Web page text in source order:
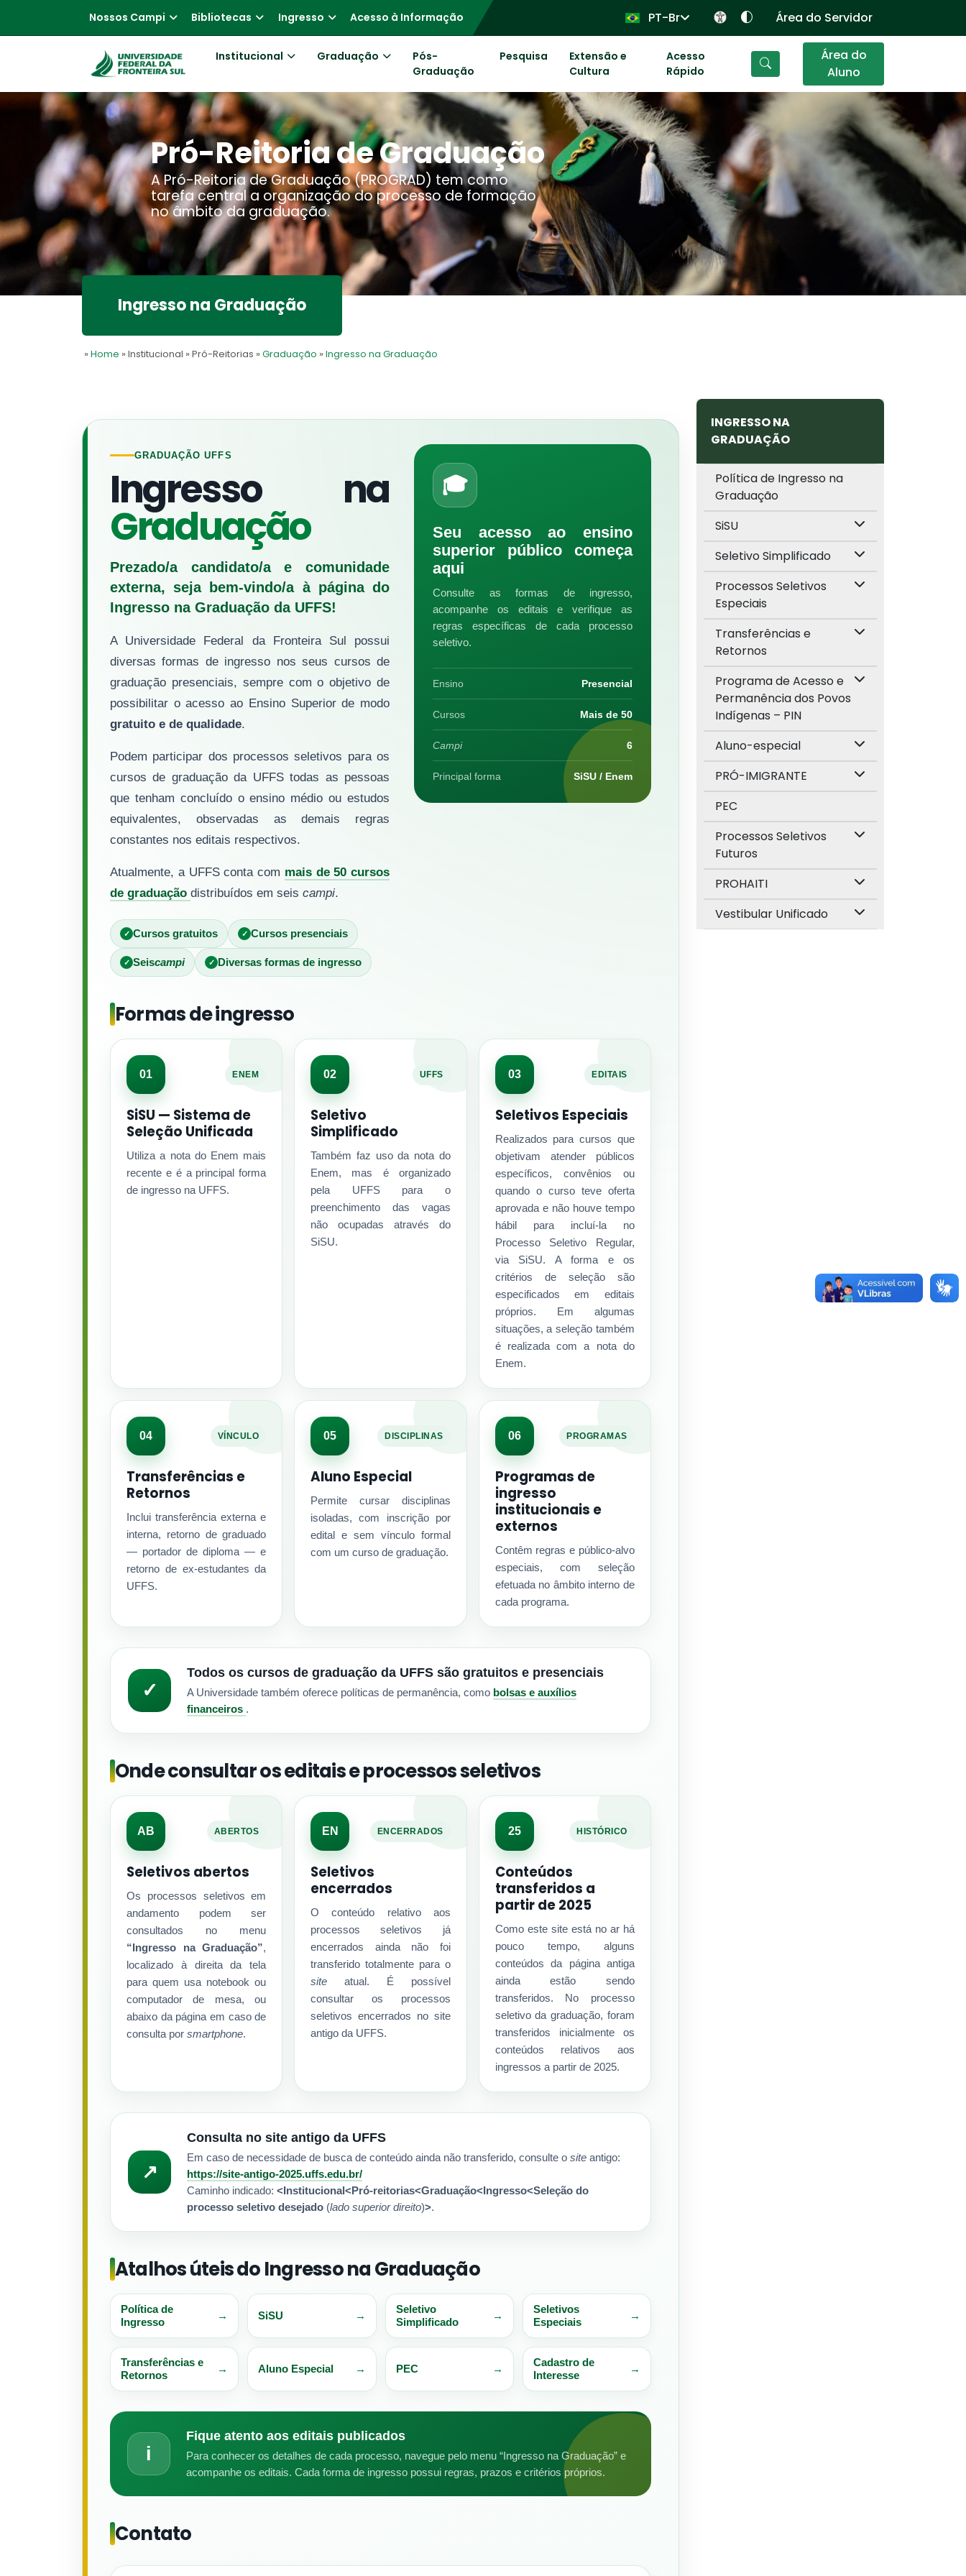
Nossos Campi Bibliotecas Ingresso Acesso à Informação PT-Br Área do Servidor
Institucional Graduação
Pós-
Graduação
Pesquisa
Extensão e
Cultura
Acesso
Rápido
Área do
Aluno
Pró-Reitoria de Graduação
A Pró-Reitoria de Graduação (PROGRAD) tem como
tarefa central a organização do processo de formação
no âmbito da graduação.
Ingresso na Graduação
» Home » Institucional » Pró-Reitorias » Graduação » Ingresso na Graduação
GRADUAÇÃO UFFS
Ingresso na
Graduação
Prezado/a candidato/a e comunidade
externa, seja bem-vindo/a à página do
Ingresso na Graduação da UFFS!
A Universidade Federal da Fronteira Sul possui
diversas formas de ingresso nos seus cursos de
graduação presenciais, sempre com o objetivo de
possibilitar o acesso ao Ensino Superior de modo
gratuito e de qualidade.
Podem participar dos processos seletivos para os
cursos de graduação da UFFS todas as pessoas
que tenham concluído o ensino médio ou estudos
equivalentes, observadas as demais regras
constantes nos editais respectivos.
Atualmente, a UFFS conta com mais de 50 cursos
de graduação distribuídos em seis campi.
Cursos gratuitos Cursos presenciais
Seiscampi Diversas formas de ingresso
🎓
Seu acesso ao ensino
superior público começa
aqui
Consulte as formas de ingresso,
acompanhe os editais e verifique as
regras específicas de cada processo
seletivo.
Ensino Presencial
Cursos Mais de 50
Campi 6
Principal forma SiSU / Enem
Formas de ingresso
01 ENEM
SiSU — Sistema de
Seleção Unificada
Utiliza a nota do Enem mais
recente e é a principal forma
de ingresso na UFFS.
02 UFFS
Seletivo
Simplificado
Também faz uso da nota do
Enem, mas é organizado
pela UFFS para o
preenchimento das vagas
não ocupadas através do
SiSU.
03 EDITAIS
Seletivos Especiais
Realizados para cursos que
objetivam atender públicos
específicos, convênios ou
quando o curso teve oferta
aprovada e não houve tempo
hábil para incluí-la no
Processo Seletivo Regular,
via SiSU. A forma e os
critérios de seleção são
especificados em editais
próprios. Em algumas
situações, a seleção também
é realizada com a nota do
Enem.
04 VÍNCULO
Transferências e
Retornos
Inclui transferência externa e
interna, retorno de graduado
— portador de diploma — e
retorno de ex-estudantes da
UFFS.
05 DISCIPLINAS
Aluno Especial
Permite cursar disciplinas
isoladas, com inscrição por
edital e sem vínculo formal
com um curso de graduação.
06 PROGRAMAS
Programas de
ingresso
institucionais e
externos
Contêm regras e público-alvo
especiais, com seleção
efetuada no âmbito interno de
cada programa.
✓
Todos os cursos de graduação da UFFS são gratuitos e presenciais
A Universidade também oferece políticas de permanência, como bolsas e auxílios
financeiros .
Onde consultar os editais e processos seletivos
AB ABERTOS
Seletivos abertos
Os processos seletivos em
andamento podem ser
consultados no menu
“Ingresso na Graduação”,
localizado à direita da tela
para quem usa notebook ou
computador de mesa, ou
abaixo da página em caso de
consulta por smartphone.
EN ENCERRADOS
Seletivos
encerrados
O conteúdo relativo aos
processos seletivos já
encerrados ainda não foi
transferido totalmente para o
site atual. É possível
consultar os processos
seletivos encerrados no site
antigo da UFFS.
25 HISTÓRICO
Conteúdos
transferidos a
partir de 2025
Como este site está no ar há
pouco tempo, alguns
conteúdos da página antiga
ainda estão sendo
transferidos. No processo
seletivo da graduação, foram
transferidos inicialmente os
conteúdos relativos aos
ingressos a partir de 2025.
↗
Consulta no site antigo da UFFS
Em caso de necessidade de busca de conteúdo ainda não transferido, consulte o site antigo:
https://site-antigo-2025.uffs.edu.br/
Caminho indicado: <Institucional<Pró-reitorias<Graduação<Ingresso<Seleção do
processo seletivo desejado (lado superior direito)>.
Atalhos úteis do Ingresso na Graduação
Política de
Ingresso
SiSU
Seletivo
Simplificado
Seletivos
Especiais
Transferências e
Retornos
Aluno Especial PEC
Cadastro de
Interesse
i
Fique atento aos editais publicados
Para conhecer os detalhes de cada processo, navegue pelo menu “Ingresso na Graduação” e
acompanhe os editais. Cada forma de ingresso possui regras, prazos e critérios próprios.
Contato
INGRESSO NA
GRADUAÇÃO
Política de Ingresso na
Graduação
SiSU
Seletivo Simplificado
Processos Seletivos
Especiais
Transferências e
Retornos
Programa de Acesso e
Permanência dos Povos
Indígenas – PIN
Aluno-especial
PRÓ-IMIGRANTE
PEC
Processos Seletivos
Futuros
PROHAITI
Vestibular Unificado